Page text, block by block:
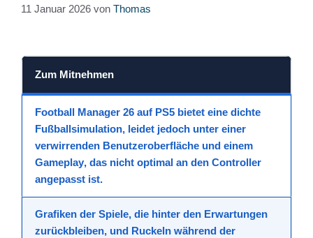
11 Januar 2026 von Thomas
Zum Mitnehmen
Football Manager 26 auf PS5 bietet eine dichte
Fußballsimulation, leidet jedoch unter einer
verwirrenden Benutzeroberfläche und einem
Gameplay, das nicht optimal an den Controller
angepasst ist.
Grafiken der Spiele, die hinter den Erwartungen
zurückbleiben, und Ruckeln während der